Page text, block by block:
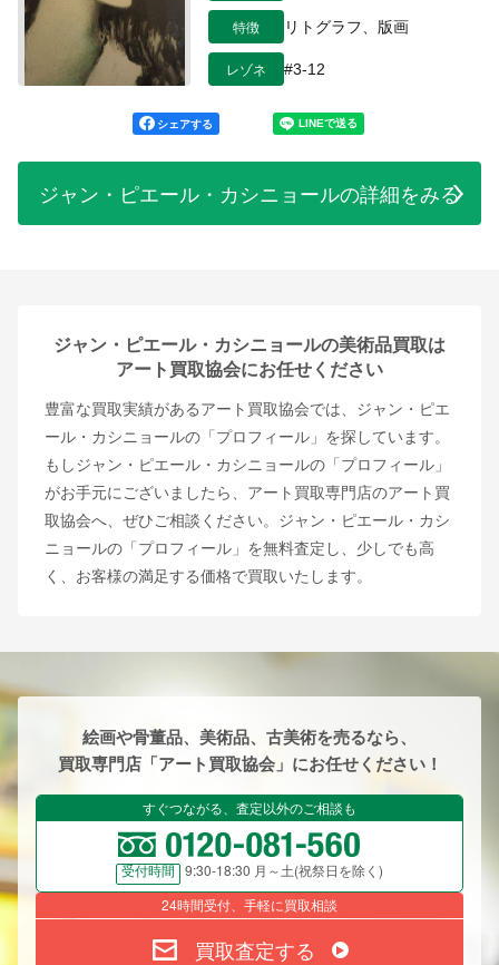
特徴 リトグラフ、版画
レゾネ #3-12
シェアする
ジャン・ピエール・カシニョールの詳細をみる
ジャン・ピエール・カシニョールの美術品買取は
アート買取協会にお任せください
豊富な買取実績があるアート買取協会では、ジャン・ピエ
ール・カシニョールの「プロフィール」を探しています。
もしジャン・ピエール・カシニョールの「プロフィール」
がお手元にございましたら、アート買取専門店のアート買
取協会へ、ぜひご相談ください。ジャン・ピエール・カシ
ニョールの「プロフィール」を無料査定し、少しでも高
く、お客様の満足する価格で買取いたします。
絵画や骨董品、美術品、古美術を売るなら、
買取専門店「アート買取協会」にお任せください！
すぐつながる、査定以外のご相談も
受付時間
9:30-18:30 月～土(祝祭日を除く)
24時間受付、手軽に買取相談
買取査定する